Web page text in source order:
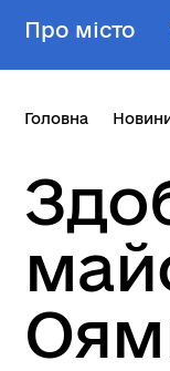
Про місто
Головна